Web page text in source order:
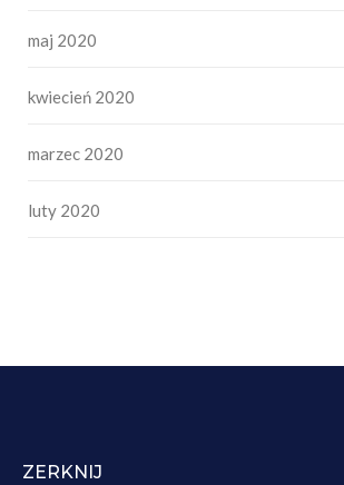
maj 2020
kwiecień 2020
marzec 2020
luty 2020
ZERKNIJ